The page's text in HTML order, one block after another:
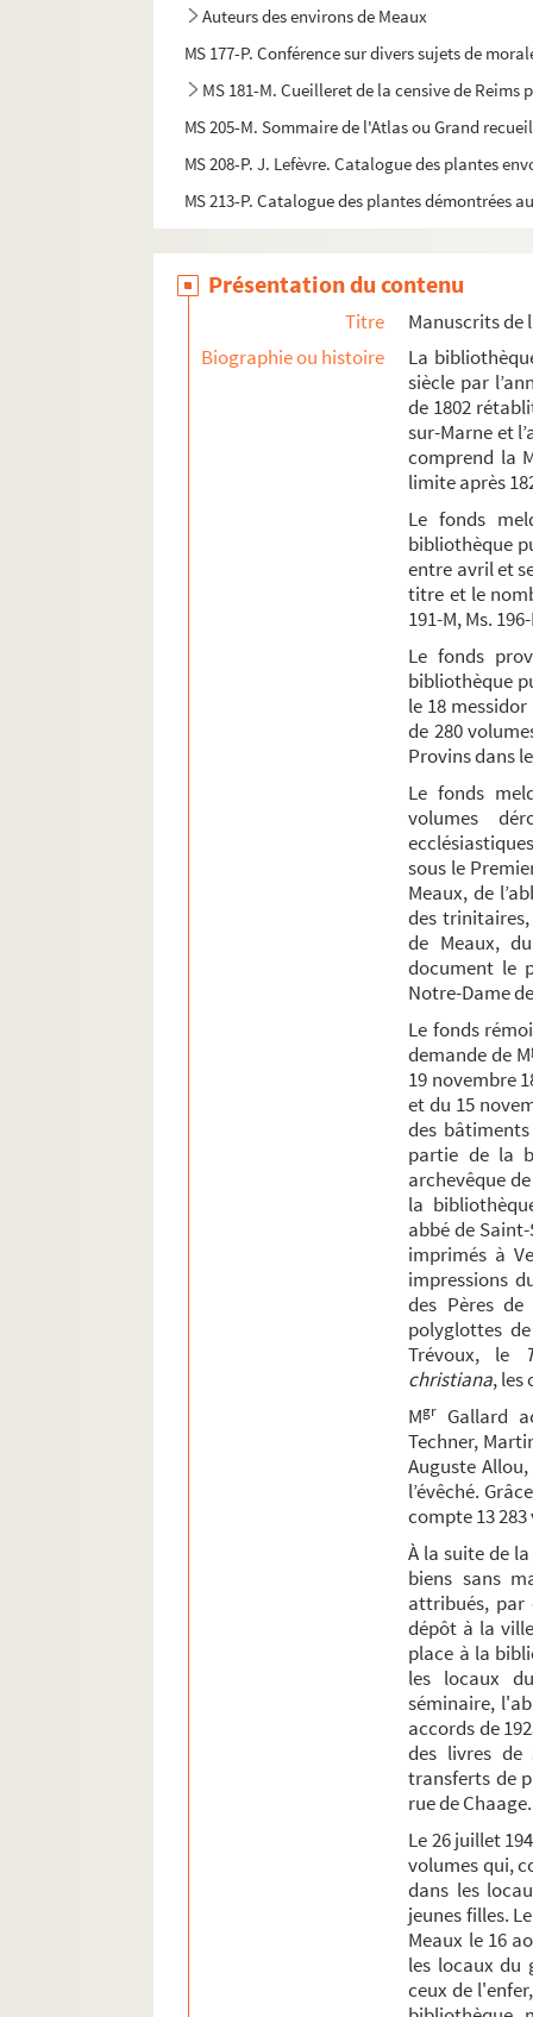
Auteurs des environs de Meaux
MS 177-P. Conférence sur divers sujets de
MS 181-M. Cueilleret de la censive de Reims
MS 205-M. Sommaire de l'Atlas ou Grand
MS 208-P. J. Lefèvre. Catalogue des plantes
MS 213-P. Catalogue des plantes démontrées
MS 249-M. Geltrudis Arbori. Ros fas professio
MS 250-P. Ysabeau chronique de France en 4
MS 253-P. L'estafette
MS 254-P. Lucien Boyer, Dominique Bonnaud.
MS 255-P. Manuscrits issus d'imprimés
MS 260-M. Table des matières des Fastes et
S 56. Copies de statuts synodaux du diocèse
S 68. Copie des deux mandements de
Autographes, correspondances et divers
Présentation du contenu
Titre
Manuscrits de
Biographie ou histoire
La
siècle par
de 1802
sur-Marne et
comprend la
limite après
Le fonds
bibliothèque
entre avril et
titre et le
191-M, Ms.
Le fonds
bibliothèque
le 18
de 280
Provins dans
Le fonds
volumes
sous le
Meaux, de
des
de Meaux,
document le
Notre-Dame
Le fonds
demande de M
19 novembre
et du 15
des
partie de la
archevêque
la
abbé de
imprimés à
impressions
des Pères
polyglottes
Trévoux, le
christiana, les
Mgr
Gallard
Techner,
Auguste
l’évêché.
compte 13
À la suite de
biens sans
attribués, par
dépôt à la
place à la
les locaux
séminaire,
accords de
des livres de
transferts de
rue de Chaage.
Le 26 juillet
volumes qui,
dans les
jeunes filles.
Meaux le 16
les locaux du
ceux de